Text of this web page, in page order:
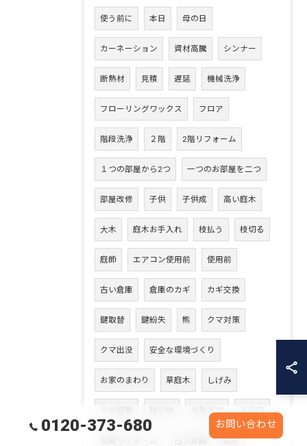
使う前に 本日 母の日
カーネーション 資材高騰 シンナー
断熱材 見積 遅延 機械洗浄
フローリングワックス フロア
階段洗浄 ２階 2階リフォーム
１つの部屋から2つ 一つのお部屋を二つ
部屋改修 子供 子供成 高い庭木
大木 庭木お手入れ 枝払う 枝切る
庭師 エアコン使用前 使用前
古い倉庫 倉庫のカギ カギ交換
鍵取替 鍵紛失 熊 クマ対策
クマ出没 安全な環境づくり
お家のまわり 草庭木 しげみ
木製ドア 入り口
防犯
0120-373-680 お問い合わせ